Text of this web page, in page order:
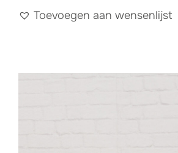
Toevoegen aan wensenlijst